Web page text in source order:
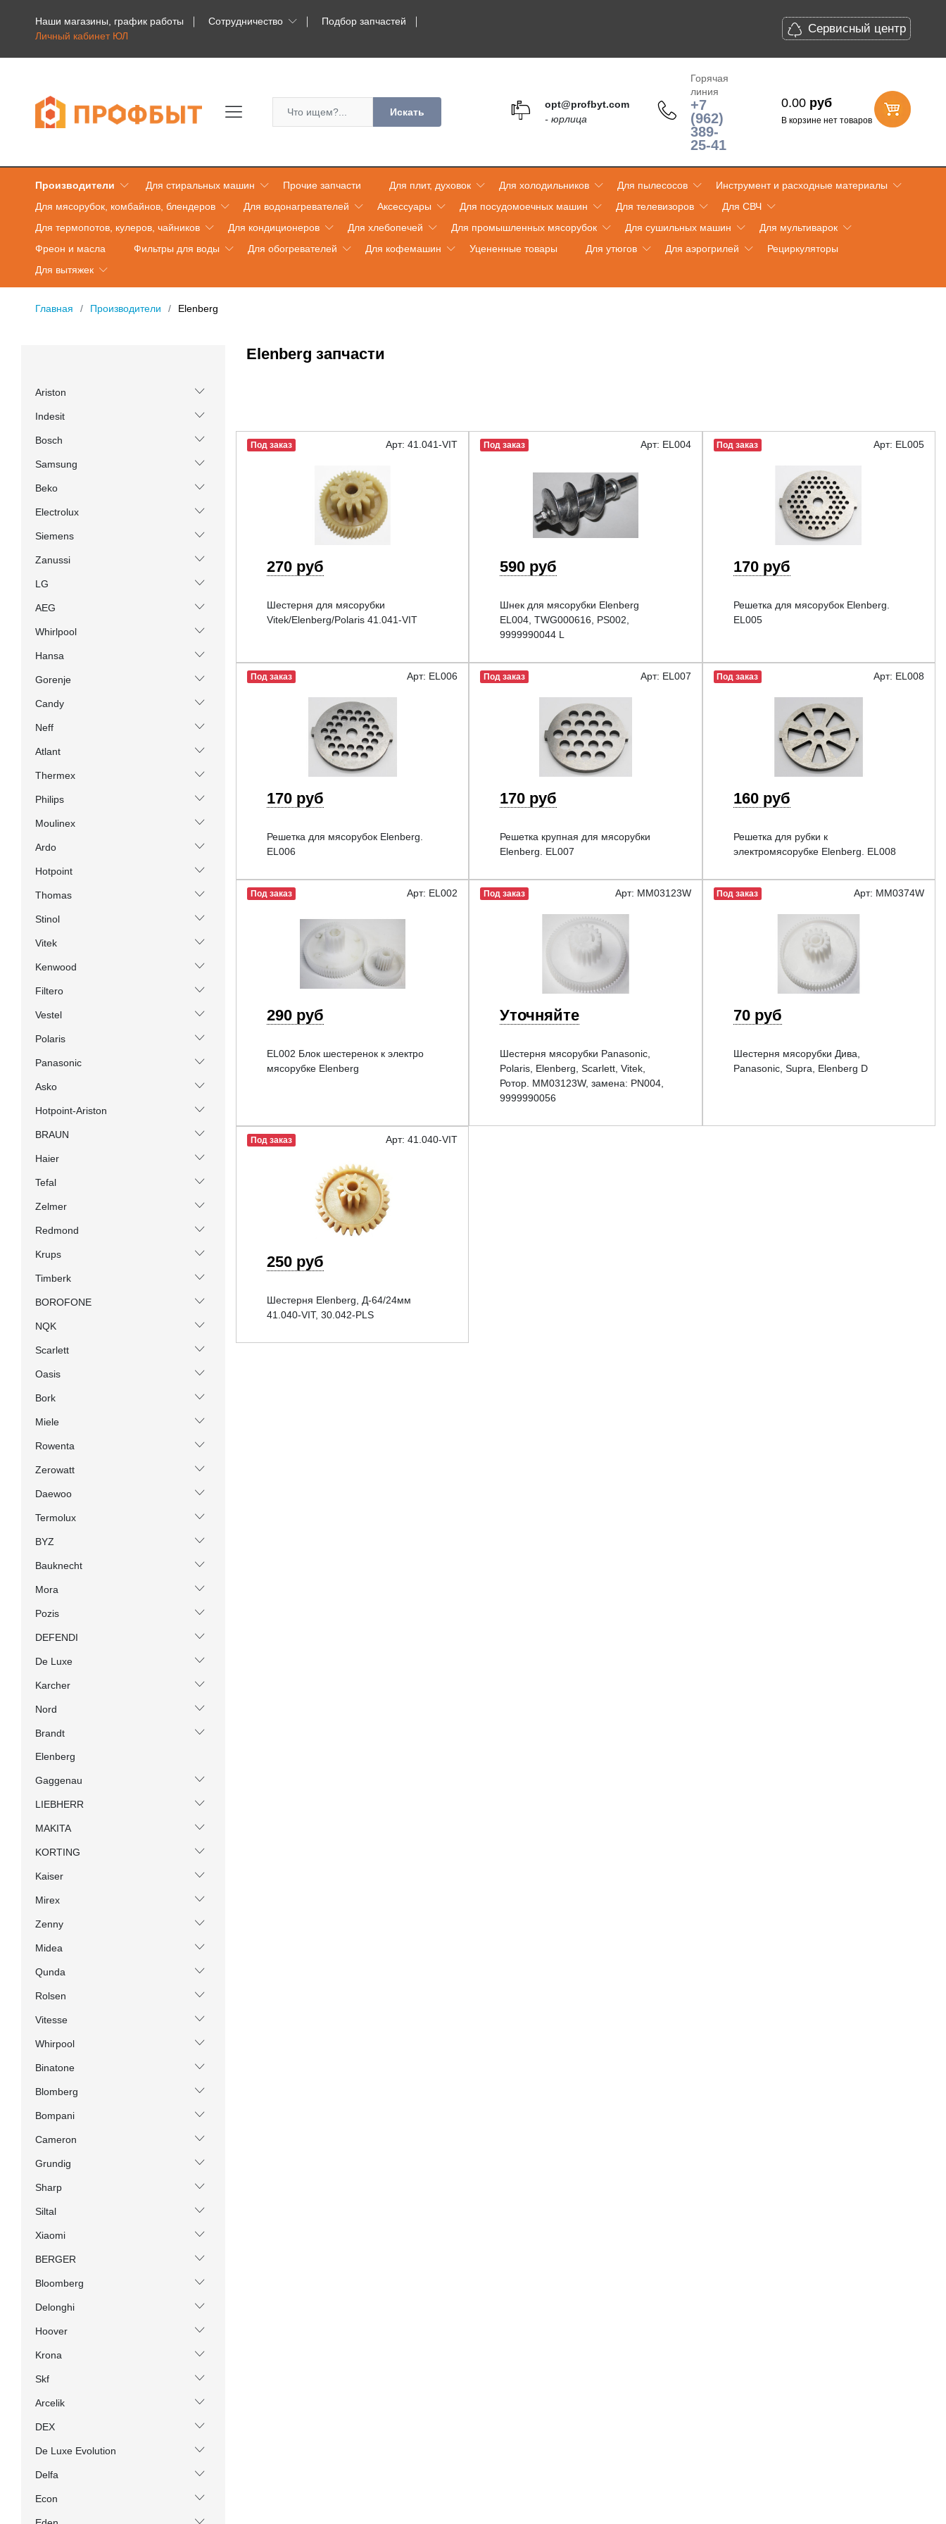
Наши магазины, график работы Сотрудничество
Подбор запчастей
Личный кабинет ЮЛ
Сервисный центр
Искать
opt@profbyt.com
- юрлица
Горячая
линия
+7
(962)
389-
25-41
0.00 руб
В корзине нет товаров
Производители Для стиральных машин Прочие запчасти Для плит, духовок Для холодильников Для пылесосов
Инструмент и расходные материалы
Для мясорубок, комбайнов, блендеров
Для водонагревателей Аксессуары Для посудомоечных машин Для телевизоров
Для СВЧ
Для термопотов, кулеров, чайников
Для кондиционеров Для хлебопечей Для промышленных мясорубок Для сушильных машин
Для мультиварок
Фреон и масла
Фильтры для воды Для обогревателей Для кофемашин Уцененные товары Для утюгов Для аэрогрилей
Рециркуляторы
Для вытяжек
Главная Производители Elenberg
Ariston
Indesit
Bosch
Samsung
Beko
Electrolux
Siemens
Zanussi
LG
AEG
Whirlpool
Hansa
Gorenje
Candy
Neff
Atlant
Thermex
Philips
Moulinex
Ardo
Hotpoint
Thomas
Stinol
Vitek
Kenwood
Filtero
Vestel
Polaris
Panasonic
Asko
Hotpoint-Ariston
BRAUN
Haier
Tefal
Zelmer
Redmond
Krups
Timberk
BOROFONE
NQK
Scarlett
Oasis
Bork
Miele
Rowenta
Zerowatt
Daewoo
Termolux
BYZ
Bauknecht
Mora
Pozis
DEFENDI
De Luxe
Karcher
Nord
Brandt
Elenberg
Gaggenau
LIEBHERR
MAKITA
KORTING
Kaiser
Mirex
Zenny
Midea
Qunda
Rolsen
Vitesse
Whirpool
Binatone
Blomberg
Bompani
Cameron
Grundig
Sharp
Siltal
Xiaomi
BERGER
Bloomberg
Delonghi
Hoover
Krona
Skf
Arcelik
DEX
De Luxe Evolution
Delfa
Econ
Elenberg запчасти
Под заказ Арт: 41.041-VIT
270 руб
Шестерня для мясорубки
Vitek/Elenberg/Polaris 41.041-VIT
Под заказ Арт: EL004
590 руб
Шнек для мясорубки Elenberg
EL004, TWG000616, PS002,
9999990044 L
Под заказ Арт: EL005
170 руб
Решетка для мясорубок Elenberg.
EL005
Под заказ Арт: EL006
170 руб
Решетка для мясорубок Elenberg.
EL006
Под заказ Арт: EL007
170 руб
Решетка крупная для мясорубки
Elenberg. EL007
Под заказ Арт: EL008
160 руб
Решетка для рубки к
электромясорубке Elenberg. EL008
Под заказ Арт: EL002
290 руб
EL002 Блок шестеренок к электро
мясорубке Elenberg
Под заказ Арт: MM03123W
Уточняйте
Шестерня мясорубки Panasonic,
Polaris, Elenberg, Scarlett, Vitek,
Ротор. MM03123W, замена: PN004,
9999990056
Под заказ Арт: MM0374W
70 руб
Шестерня мясорубки Дива,
Panasonic, Supra, Elenberg D
Под заказ Арт: 41.040-VIT
250 руб
Шестерня Elenberg, Д-64/24мм
41.040-VIT, 30.042-PLS